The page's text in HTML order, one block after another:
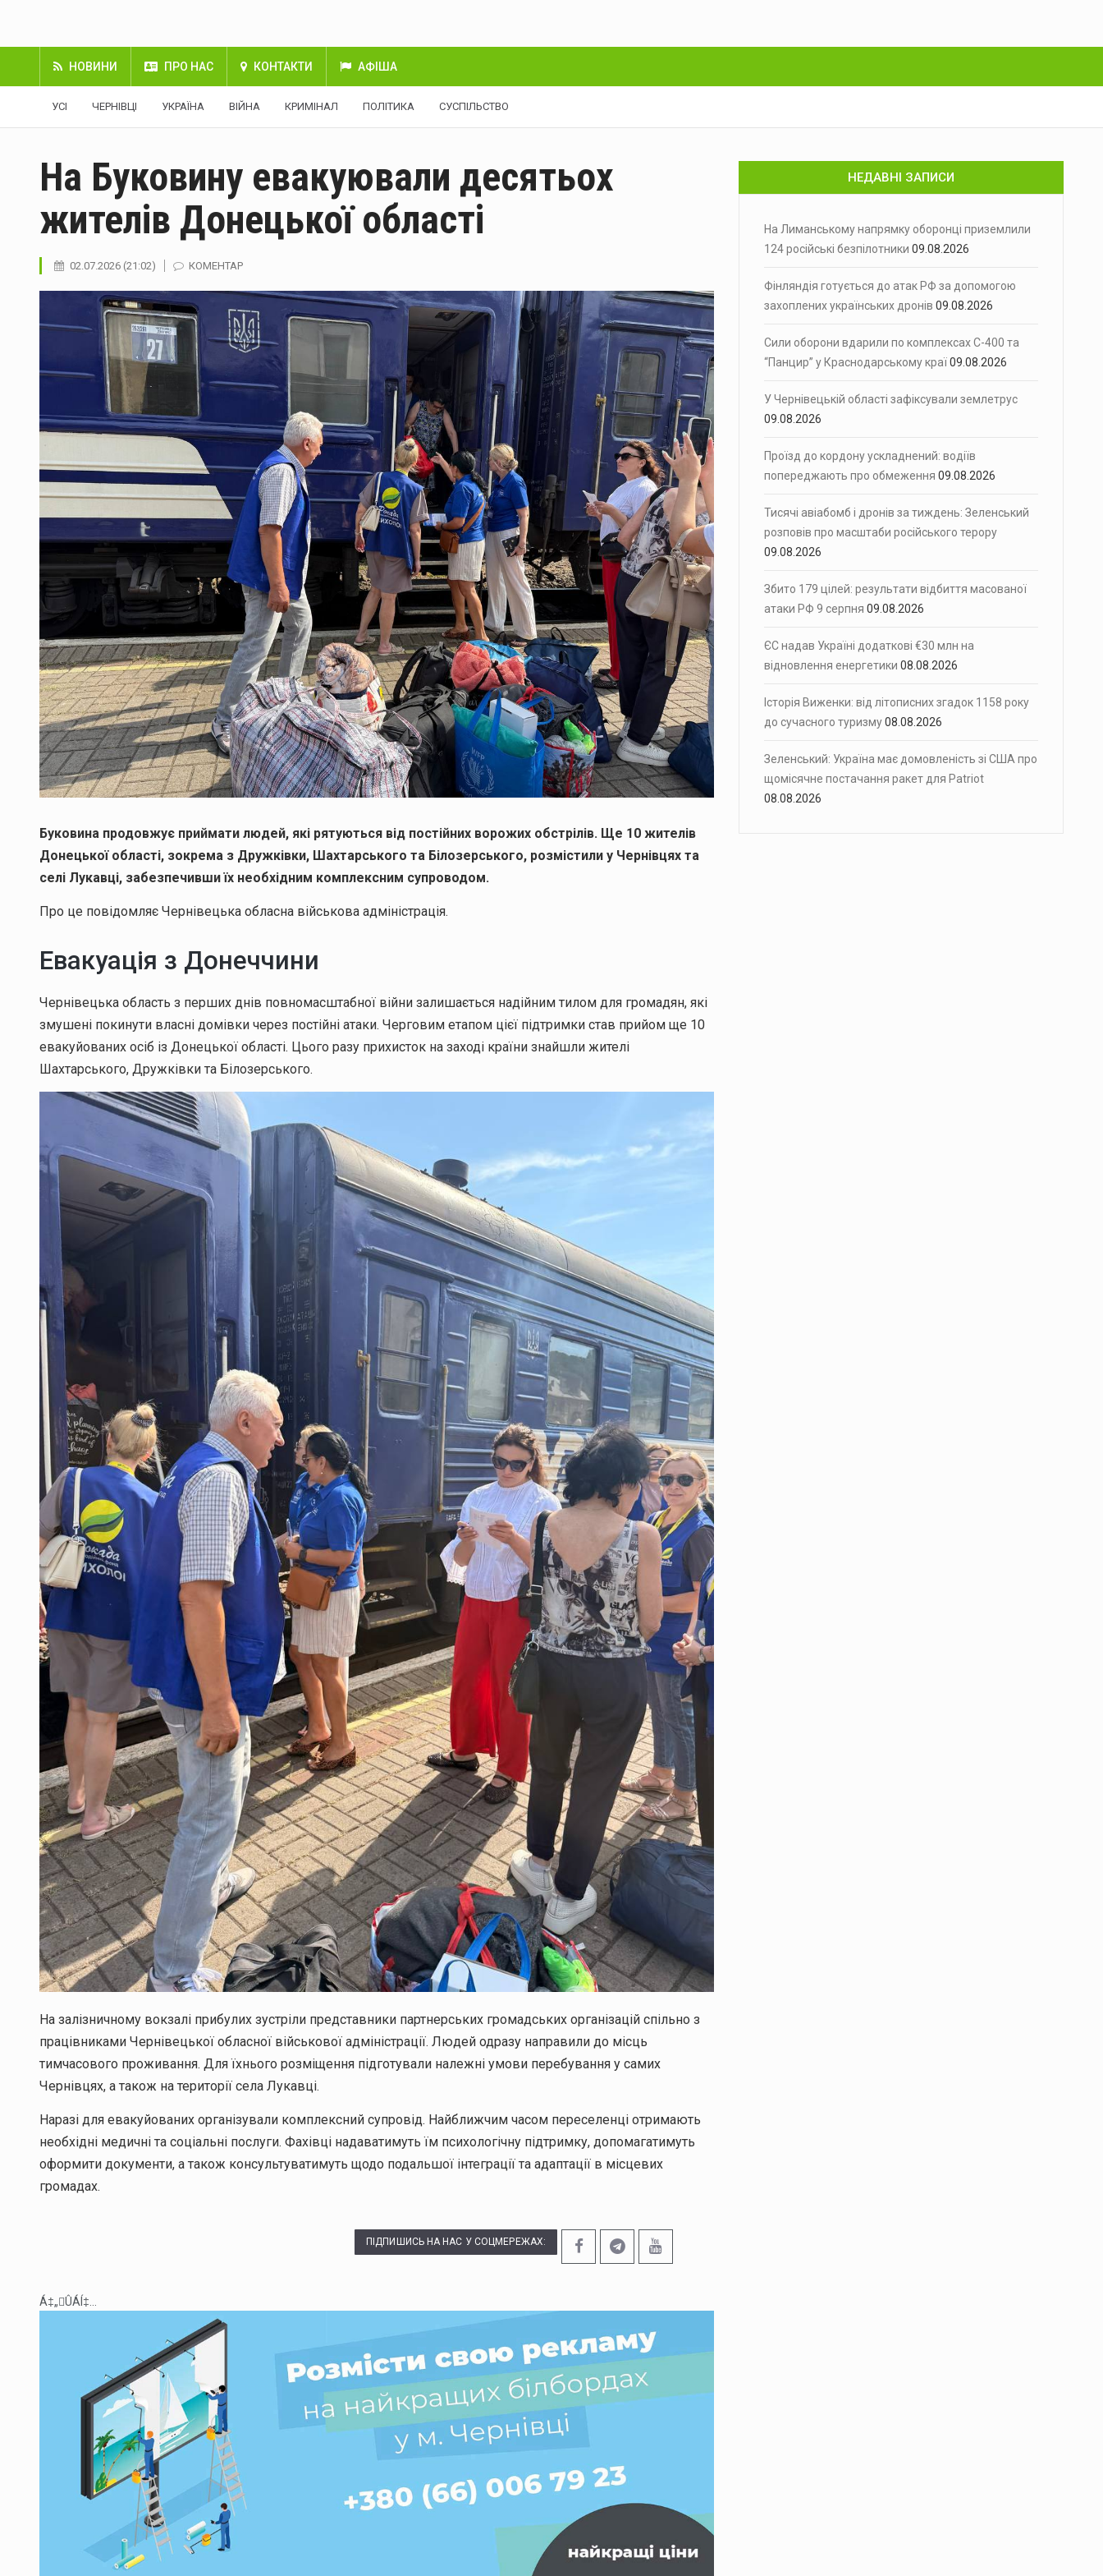
НОВИНИ ПРО НАС КОНТАКТИ АФІША
УСІ ЧЕРНІВЦІ УКРАЇНА ВІЙНА КРИМІНАЛ ПОЛІТИКА СУСПІЛЬСТВО
На Буковину евакуювали десятьох
жителів Донецької області
02.07.2026 (21:02) КОМЕНТАР
Буковина продовжує приймати людей, які рятуються від постійних ворожих обстрілів. Ще 10 жителів
Донецької області, зокрема з Дружківки, Шахтарського та Білозерського, розмістили у Чернівцях та
селі Лукавці, забезпечивши їх необхідним комплексним супроводом.
Про це повідомляє Чернівецька обласна військова адміністрація.
Евакуація з Донеччини
Чернівецька область з перших днів повномасштабної війни залишається надійним тилом для громадян, які
змушені покинути власні домівки через постійні атаки. Черговим етапом цієї підтримки став прийом ще 10
евакуйованих осіб із Донецької області. Цього разу прихисток на заході країни знайшли жителі
Шахтарського, Дружківки та Білозерського.
На залізничному вокзалі прибулих зустріли представники партнерських громадських організацій спільно з
працівниками Чернівецької обласної військової адміністрації. Людей одразу направили до місць
тимчасового проживання. Для їхнього розміщення підготували належні умови перебування у самих
Чернівцях, а також на території села Лукавці.
Наразі для евакуйованих організували комплексний супровід. Найближчим часом переселенці отримають
необхідні медичні та соціальні послуги. Фахівці надаватимуть їм психологічну підтримку, допомагатимуть
оформити документи, а також консультуватимуть щодо подальшої інтеграції та адаптації в місцевих
громадах.
ПІДПИШИСЬ НА НАС У СОЦМЕРЕЖАХ:
Á‡„ÛÁÍ‡...
НЕДАВНІ ЗАПИСИ
На Лиманському напрямку оборонці приземлили
124 російські безпілотники 09.08.2026
Фінляндія готується до атак РФ за допомогою
захоплених українських дронів 09.08.2026
Сили оборони вдарили по комплексах С-400 та
“Панцир” у Краснодарському краї09.08.2026
У Чернівецькій області зафіксували землетрус
09.08.2026
Проїзд до кордону ускладнений: водіїв
попереджають про обмеження 09.08.2026
Тисячі авіабомб і дронів за тиждень: Зеленський
розповів про масштаби російського терору
09.08.2026
Збито 179 цілей: результати відбиття масованої
атаки РФ 9 серпня 09.08.2026
ЄС надав Україні додаткові €30 млн на
відновлення енергетики 08.08.2026
Історія Виженки: від літописних згадок 1158 року
до сучасного туризму08.08.2026
Зеленський: Україна має домовленість зі США про
щомісячне постачання ракет для Patriot
08.08.2026